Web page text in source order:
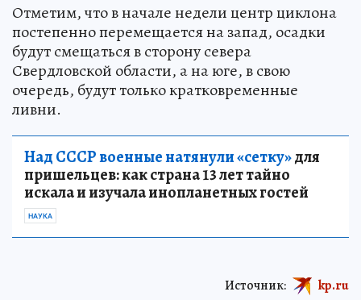
Отметим, что в начале недели центр циклона
постепенно перемещается на запад, осадки
будут смещаться в сторону севера
Свердловской области, а на юге, в свою
очередь, будут только кратковременные
ливни.
Над СССР военные натянули «сетку»для
пришельцев: как страна 13 лет тайно
искала и изучала инопланетных гостей
НАУКА
Источник: kp.ru